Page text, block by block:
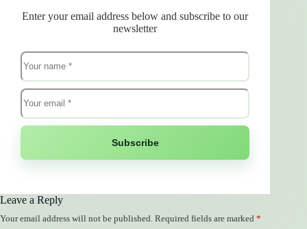
Enter your email address below and subscribe to our
newsletter
Subscribe
Leave a Reply
Your email address will not be published. Required fields are marked *